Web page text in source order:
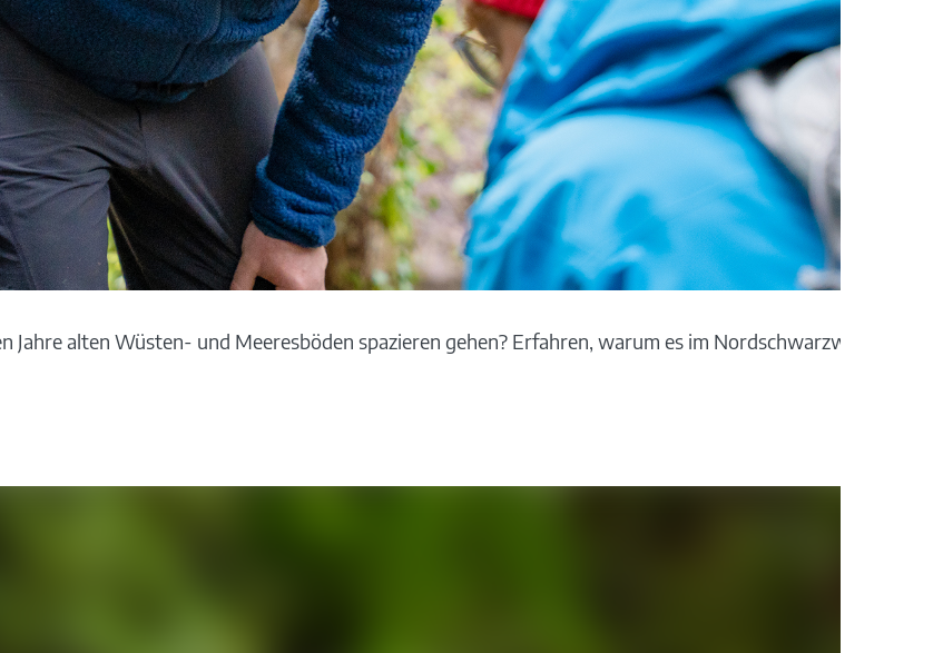
Jahre alten Wüsten- und Meeresböden spazieren gehen? Erfahren, warum es im Nordschwarzwald